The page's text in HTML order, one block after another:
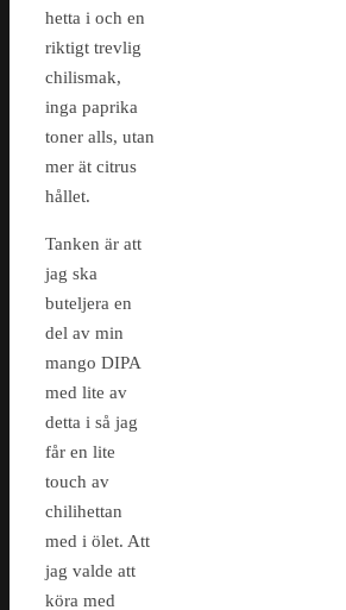
hetta i och en
riktigt trevlig
chilismak,
inga paprika
toner alls, utan
mer ät citrus
hållet.
Tanken är att
jag ska
buteljera en
del av min
mango DIPA
med lite av
detta i så jag
får en lite
touch av
chilihettan
med i ölet. Att
jag valde att
köra med